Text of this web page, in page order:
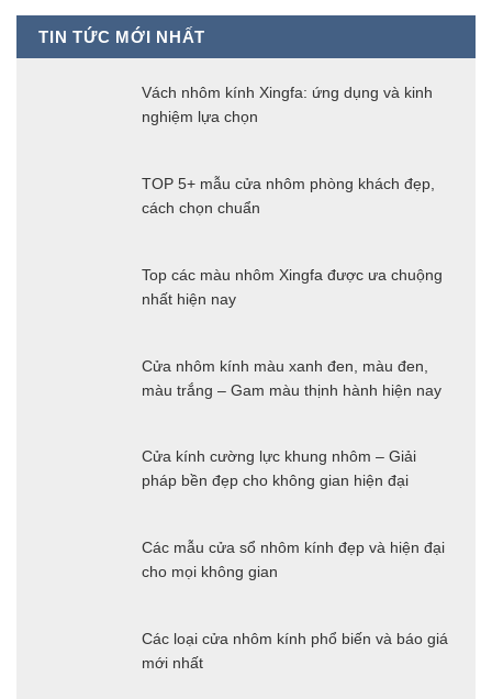
TIN TỨC MỚI NHẤT
Vách nhôm kính Xingfa: ứng dụng và kinh
nghiệm lựa chọn
TOP 5+ mẫu cửa nhôm phòng khách đẹp,
cách chọn chuẩn
Top các màu nhôm Xingfa được ưa chuộng
nhất hiện nay
Cửa nhôm kính màu xanh đen, màu đen,
màu trắng – Gam màu thịnh hành hiện nay
Cửa kính cường lực khung nhôm – Giải
pháp bền đẹp cho không gian hiện đại
Các mẫu cửa sổ nhôm kính đẹp và hiện đại
cho mọi không gian
Các loại cửa nhôm kính phổ biến và báo giá
mới nhất